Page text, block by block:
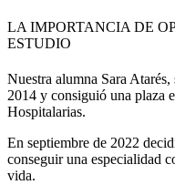
LA IMPORTANCIA DE
ESTUDIO
Nuestra alumna Sara
2014 y consiguió una plaza
Hospitalarias.
En septiembre de 2022
conseguir una especialidad
vida.